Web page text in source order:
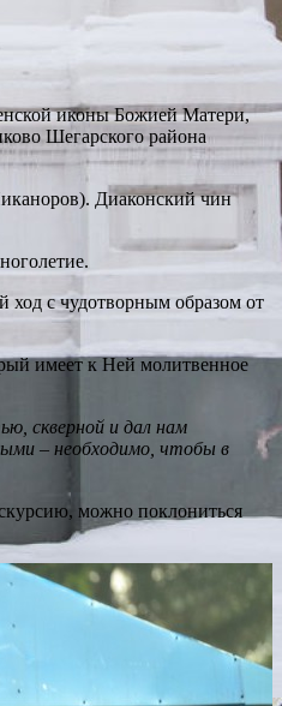
иконы Божией Матери,
Шегарского района
Диаконский чин
ход с чудотворным образом от
имеет к Ней молитвенное
скверной и дал нам
– необходимо, чтобы в
можно поклониться